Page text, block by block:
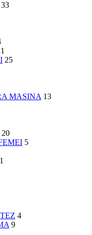
33
25
MASINA 13
20
5
1
4
9